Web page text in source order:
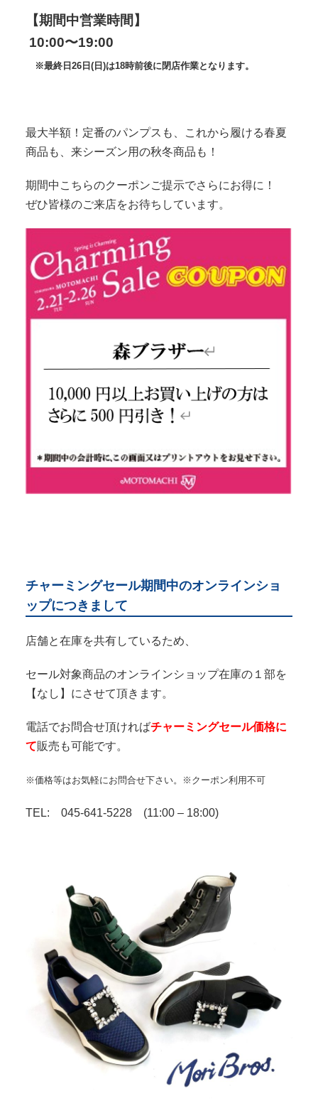
【期間中営業時間】
10:00〜19:00
※最終日26日(日)は18時前後に閉店作業となります。
最大半額！定番のパンプスも、これから履ける春夏
商品も、来シーズン用の秋冬商品も！
期間中こちらのクーポンご提示でさらにお得に！
ぜひ皆様のご来店をお待ちしています。
チャーミングセール期間中のオンラインショ
ップにつきまして
店舗と在庫を共有しているため、
セール対象商品のオンラインショップ在庫の１部を
【なし】にさせて頂きます。
電話でお問合せ頂ければチャーミングセール価格に
て販売も可能です。
※価格等はお気軽にお問合せ下さい。 ※クーポン利用不可
TEL: 045-641-5228 (11:00 – 18:00)